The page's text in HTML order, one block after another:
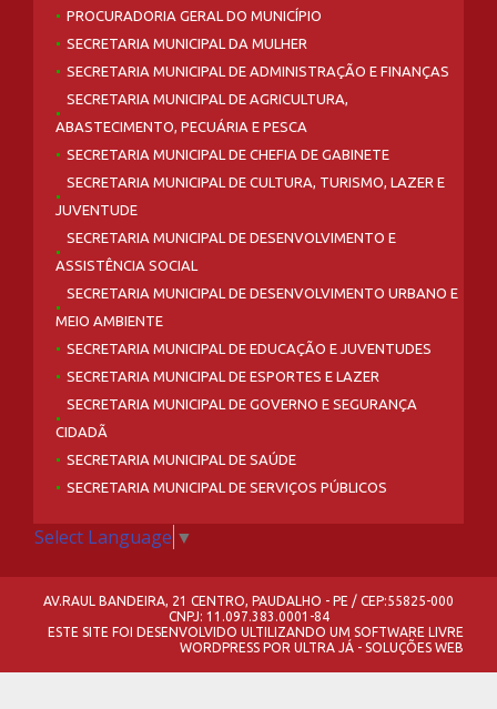
PROCURADORIA GERAL DO MUNICÍPIO
SECRETARIA MUNICIPAL DA MULHER
SECRETARIA MUNICIPAL DE ADMINISTRAÇÃO E FINANÇAS
SECRETARIA MUNICIPAL DE AGRICULTURA,
ABASTECIMENTO, PECUÁRIA E PESCA
SECRETARIA MUNICIPAL DE CHEFIA DE GABINETE
SECRETARIA MUNICIPAL DE CULTURA, TURISMO, LAZER E
JUVENTUDE
SECRETARIA MUNICIPAL DE DESENVOLVIMENTO E
ASSISTÊNCIA SOCIAL
SECRETARIA MUNICIPAL DE DESENVOLVIMENTO URBANO E
MEIO AMBIENTE
SECRETARIA MUNICIPAL DE EDUCAÇÃO E JUVENTUDES
SECRETARIA MUNICIPAL DE ESPORTES E LAZER
SECRETARIA MUNICIPAL DE GOVERNO E SEGURANÇA
CIDADÃ
SECRETARIA MUNICIPAL DE SAÚDE
SECRETARIA MUNICIPAL DE SERVIÇOS PÚBLICOS
Select Language ▼
AV.RAUL BANDEIRA, 21 CENTRO, PAUDALHO - PE / CEP:55825-000
CNPJ: 11.097.383.0001-84
ESTE SITE FOI DESENVOLVIDO ULTILIZANDO UM SOFTWARE LIVRE
WORDPRESS POR ULTRA JÁ - SOLUÇÕES WEB